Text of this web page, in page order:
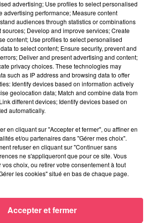
« DIRE QU'ON N'A PAS EU PEUR, CE N'EST
advertising; Use profiles to select personalised
advertising performance; Measure content
audiences through statistics or combinations
sources; Develop and improve services; Create
content; Use profiles to select personalised
to select content; Ensure security, prevent and
Deliver and present advertising and content;
privacy choices. These technologies may
such as IP address and browsing data to offer
Identify devices based on information actively
geolocation data; Match and combine data from
different devices; Identify devices based on
automatically.
en cliquant sur "Accepter et fermer", ou affiner en
et/ou partenaires dans "Gérer mes choix".
refuser en cliquant sur "Continuer sans
ne s'appliqueront que pour ce site. Vous
choix, ou retirer votre consentement à tout
les cookies" situé en bas de chaque page.
Accepter et fermer